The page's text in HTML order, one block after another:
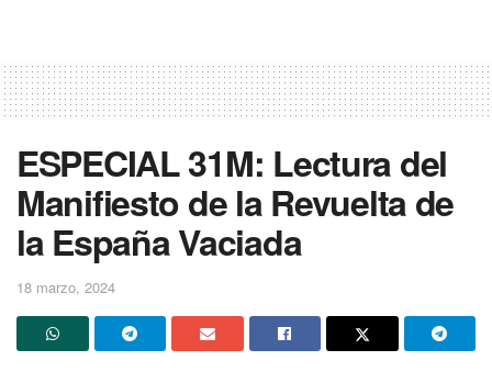
ESPECIAL 31M: Lectura del
Manifiesto de la Revuelta de
la España Vaciada
18 marzo, 2024